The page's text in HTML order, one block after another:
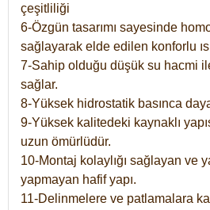
çeşitliliği
6-Özgün tasarımı sayesinde
sağlayarak elde edilen konforlu
7-Sahip olduğu düşük su hacmi
sağlar.
8-Yüksek hidrostatik basınca
9-Yüksek kalitedeki kaynaklı
uzun ömürlüdür.
10-Montaj kolaylığı sağlayan ve
yapmayan hafif yapı.
11-Delinmelere ve patlamalara